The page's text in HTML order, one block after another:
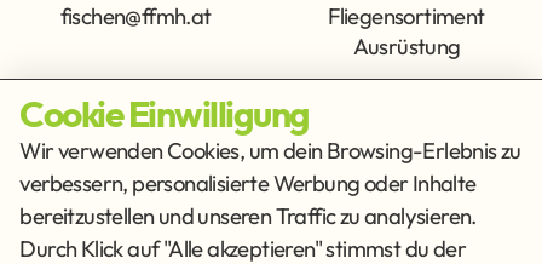
fischen@ffmh.at
Fliegensortiment
Ausrüstung
Info
Impressum
Datenschutz
AGB
Get Social
Cookie Einwilligung
Wir verwenden Cookies, um dein Browsing-Erlebnis zu
verbessern, personalisierte Werbung oder Inhalte
bereitzustellen und unseren Traffic zu analysieren.
Durch Klick auf "Alle akzeptieren" stimmst du der